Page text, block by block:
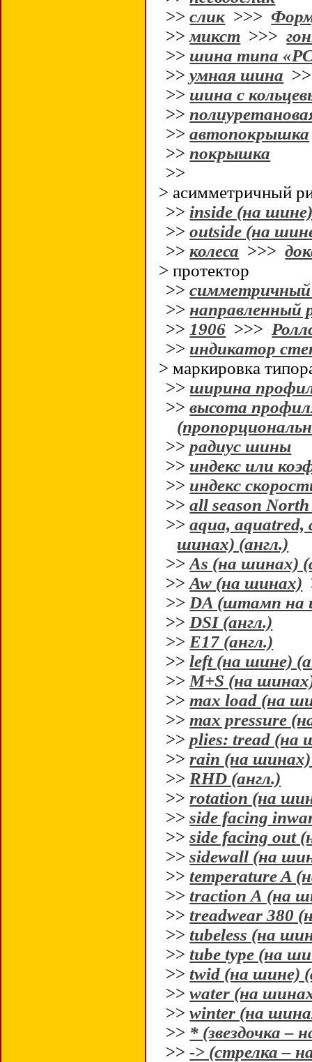
>>слик >>>
>>микст >>>
>> шина типа
>>умная шина
>> шина с
>>
>>автопокрышка
>>покрышка
>>
> асимметричный
>> inside (на
>>outside (на
>>колеса >>>
> протектор
>>симметричный
>> направленный
>> 1906 >>>
>> индикатор
> маркировка
>> ширина
>>высота
>>радиус шины
>> индекс или
>> индекс
>>all season
>>aqua,
шинах) (англ.)
>>As (на шинах)
>>Aw (на шинах)
>> DA (штамп на
>> DSI (англ.)
>> E17 (англ.)
>>left (на шине)
>> M+S (на
>>max load (на
>>max pressure
>>plies: tread (на
>>rain (на шинах)
>> RHD (англ.)
>>rotation (на
>>side facing
>>side facing out
>>sidewall (на
>>temperature A
>>traction А (на
>>treadwear 380
>>tubeless (на
>>tube type (на
>>twid (на шине)
>>water (на
>>winter (на
>> * (звездочка –
>>-> (стрелка –